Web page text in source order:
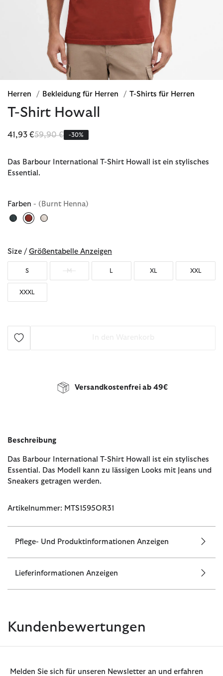
Herren / Bekleidung für Herren / T-Shirts für Herren
T-Shirt Howall
41,93 €Reduziert von
59,90 €bis-30%
Das Barbour International T-Shirt Howall ist ein stylisches
Essential.
Farben - (Burnt Henna)
Size / Größentabelle Anzeigen
S M L XL XXL
XXXL
Versandkostenfrei ab 49€
Beschreibung
Das Barbour International T-Shirt Howall ist ein stylisches
Essential. Das Modell kann zu lässigen Looks mit Jeans und
Sneakers getragen werden.
Artikelnummer: MTS1595OR31
Pflege- Und Produktinformationen Anzeigen
Lieferinformationen Anzeigen
Kundenbewertungen
Melden Sie sich für unseren Newsletter an und erfahren